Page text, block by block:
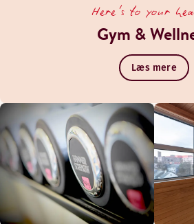
Here's to your
Gym &
Læs mere